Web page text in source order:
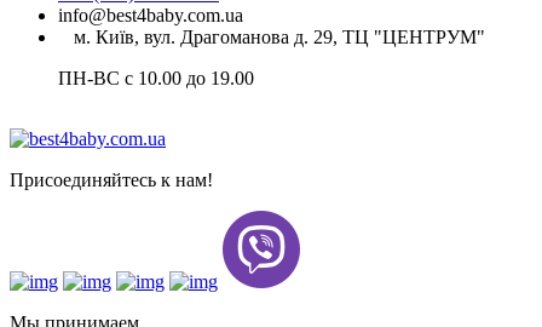
info@best4baby.com.ua
м. Київ, вул. Драгоманова д. 29, ТЦ "ЦЕНТРУМ"
ПН-ВС с 10.00 до 19.00
Присоединяйтесь к нам!
Мы принимаем